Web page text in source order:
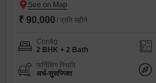
₹ 90,000 / प्रति महीने
Config
2 BHK + 2 Bath
फर्निशिंग स्थिति
अर्ध-सुसज्जित